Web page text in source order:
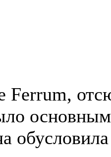
Ferrum,